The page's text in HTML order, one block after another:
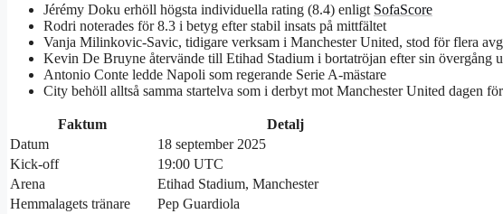
Jérémy Doku erhöll högsta individuella rating (8.4) enligt SofaScore
Rodri noterades för 8.3 i betyg efter stabil insats på mittfältet
Vanja Milinkovic-Savic, tidigare verksam i Manchester United, stod för flera
Kevin De Bruyne återvände till Etihad Stadium i bortatröjan efter sin övergång
Antonio Conte ledde Napoli som regerande Serie A-mästare
City behöll alltså samma startelva som i derbyt mot Manchester United dagen
Faktum
Detalj
Datum
18 september 2025
Kick-off
19:00 UTC
Arena
Etihad Stadium, Manchester
Hemmalagets tränare
Pep Guardiola